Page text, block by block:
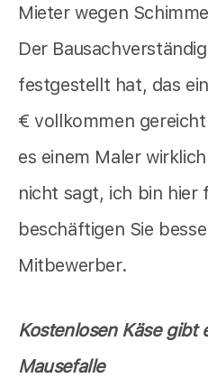
Mieter wegen
Der
festgestellt hat, das
€ vollkommen
es einem Maler
nicht sagt, ich bin hier
beschäftigen Sie
Mitbewerber.
Kostenlosen Käse gibt
Mausefalle